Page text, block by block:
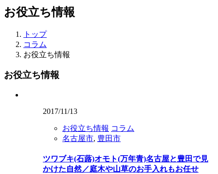
お役立ち情報
トップ
コラム
お役立ち情報
お役立ち情報
2017/11/13
お役立ち情報 コラム
名古屋市, 豊田市
ツワブキ(石蕗)オモト(万年青)名古屋と豊田で見
かけた自然／庭木や山草のお手入れもお任せ